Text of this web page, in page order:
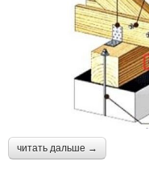
читать дальше →